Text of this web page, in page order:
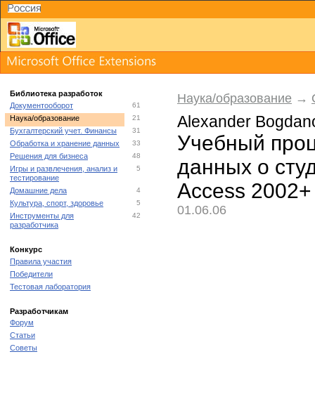
Библиотека разработок
Документооборот
61
Наука/образование 21
Бухгалтерский учет. Финансы 31
Обработка и хранение данных 33
Решения для бизнеса 48
Игры и развлечения, анализ и
тестирование
5
Домашние дела 4
Культура, спорт, здоровье 5
Инструменты для
разработчика
42
Конкурс
Правила участия
Победители
Тестовая лаборатория
Разработчикам
Форум
Статьи
Советы
Наука/образование →
Alexander
Учебный
данных о
Access 2002+
01.06.06